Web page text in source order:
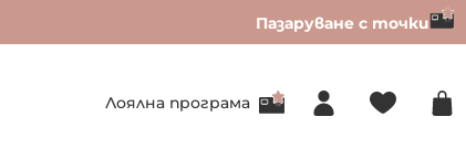
Пазаруване с точки
Лоялна програма